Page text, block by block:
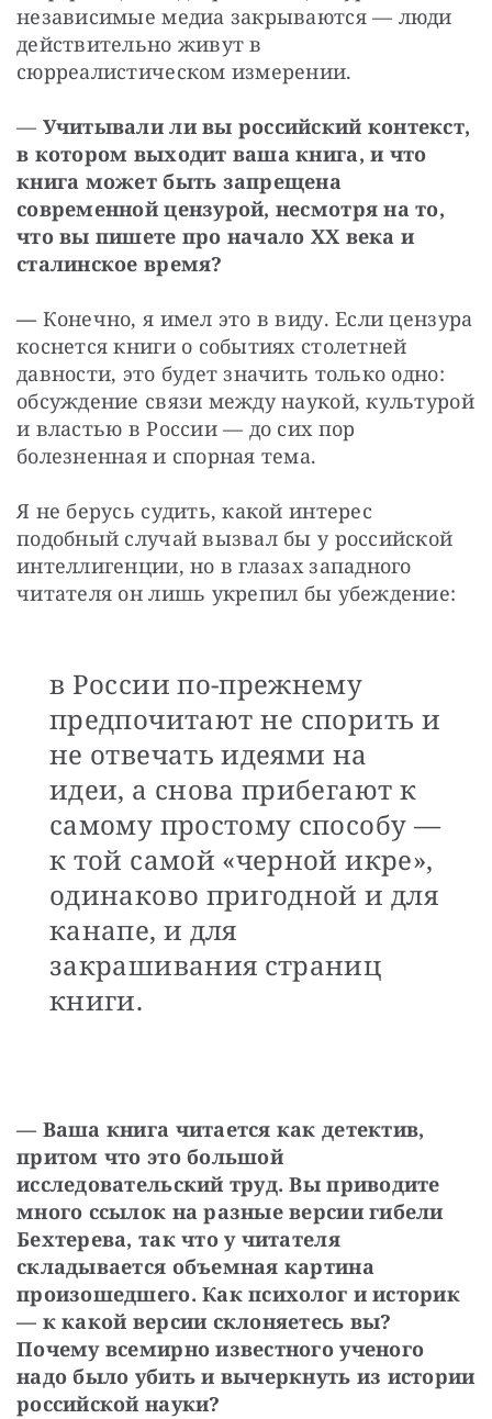
независимые медиа закрываются — люди
действительно живут в
сюрреалистическом измерении.
— Учитывали ли вы российский контекст,
в котором выходит ваша книга, и что
книга может быть запрещена
современной цензурой, несмотря на то,
что вы пишете про начало XX века и
сталинское время?
— Конечно, я имел это в виду. Если цензура
коснется книги о событиях столетней
давности, это будет значить только одно:
обсуждение связи между наукой, культурой
и властью в России — до сих пор
болезненная и спорная тема.
Я не берусь судить, какой интерес
подобный случай вызвал бы у российской
интеллигенции, но в глазах западного
читателя он лишь укрепил бы убеждение:
в России по-прежнему
предпочитают не спорить и
не отвечать идеями на
идеи, а снова прибегают к
самому простому способу —
к той самой «черной икре»,
одинаково пригодной и для
канапе, и для
закрашивания страниц
книги.
— Ваша книга читается как детектив,
притом что это большой
исследовательский труд. Вы приводите
много ссылок на разные версии гибели
Бехтерева, так что у читателя
складывается объемная картина
произошедшего. Как психолог и историк
— к какой версии склоняетесь вы?
Почему всемирно известного ученого
надо было убить и вычеркнуть из истории
российской науки?